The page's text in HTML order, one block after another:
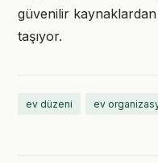
güvenilir
taşıyor.
ev düzeni ev